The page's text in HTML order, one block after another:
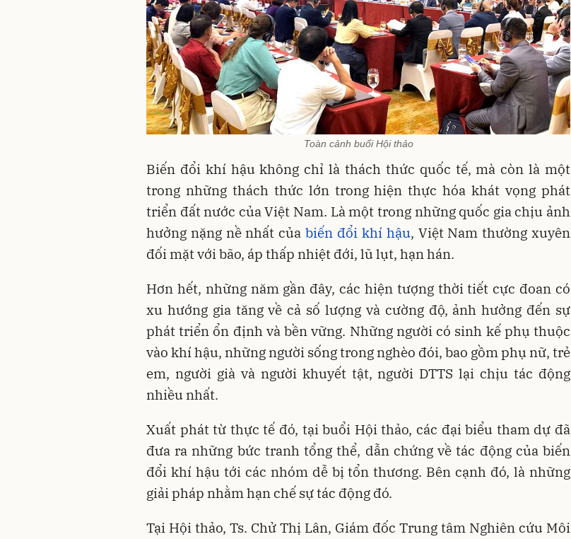
Toàn cảnh buổi Hội thảo
Biến đổi khí hậu không chỉ là thách thức quốc tế, mà còn là một
trong những thách thức lớn trong hiện thực hóa khát vọng phát
triển đất nước của Việt Nam. Là một trong những quốc gia chịu ảnh
hưởng nặng nề nhất củabiến đổi khí hậu, Việt Nam thường xuyên
đối mặt với bão, áp thấp nhiệt đới, lũ lụt, hạn hán.
Hơn hết, những năm gần đây, các hiện tượng thời tiết cực đoan có
xu hướng gia tăng về cả số lượng và cường độ, ảnh hưởng đến sự
phát triển ổn định và bền vững. Những người có sinh kế phụ thuộc
vào khí hậu, những người sống trong nghèo đói, bao gồm phụ nữ, trẻ
em, người già và người khuyết tật, người DTTS lại chịu tác động
nhiều nhất.
Xuất phát từ thực tế đó, tại buổi Hội thảo, các đại biểu tham dự đã
đưa ra những bức tranh tổng thể, dẫn chứng về tác động của biến
đổi khí hậu tới các nhóm dễ bị tổn thương. Bên cạnh đó, là những
giải pháp nhằm hạn chế sự tác động đó.
Tại Hội thảo, Ts. Chử Thị Lân, Giám đốc Trung tâm Nghiên cứu Môi